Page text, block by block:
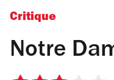
Critique
Notre